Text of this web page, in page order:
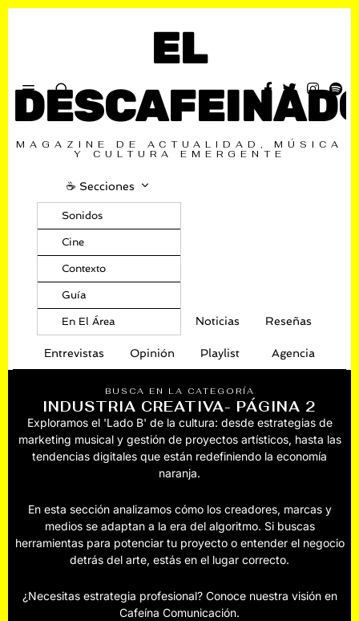
EL
MAGAZINE DE ACTUALIDAD, MÚSICA
Y CULTURA EMERGENTE
☕️ Secciones
Sonidos
Cine
Contexto
Guía
En El Área Noticias Reseñas
Entrevistas Opinión Playlist Agencia
BUSCA EN LA CATEGORÍA
INDUSTRIA CREATIVA- PÁGINA 2
Exploramos el 'Lado B' de la cultura: desde estrategias de
marketing musical y gestión de proyectos artísticos, hasta las
tendencias digitales que están redefiniendo la economía
naranja.
En esta sección analizamos cómo los creadores, marcas y
medios se adaptan a la era del algoritmo. Si buscas
herramientas para potenciar tu proyecto o entender el negocio
detrás del arte, estás en el lugar correcto.
¿Necesitas estrategia profesional? Conoce nuestra visión en
Cafeína Comunicación.